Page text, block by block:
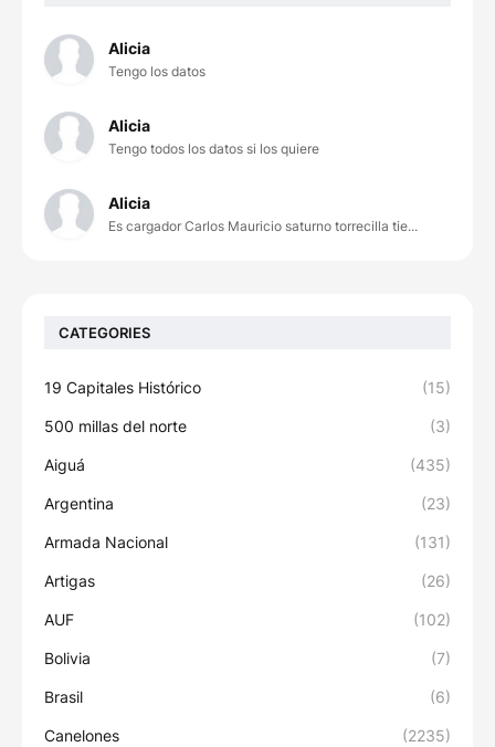
Alicia
Tengo los datos
Alicia
Tengo todos los datos si los quiere
Alicia
Es cargador Carlos Mauricio saturno torrecilla tie...
CATEGORIES
19 Capitales Histórico (15)
500 millas del norte (3)
Aiguá (435)
Argentina (23)
Armada Nacional (131)
Artigas (26)
AUF (102)
Bolivia (7)
Brasil (6)
Canelones (2235)